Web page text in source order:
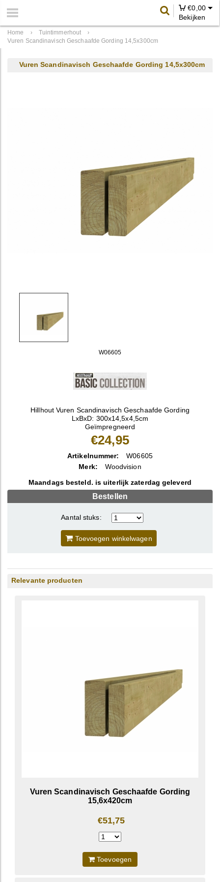
€0,00
Bekijken
Home › Tuintimmerhout
›
Vuren Scandinavisch Geschaafde Gording 14,5x300cm
Vuren Scandinavisch Geschaafde Gording 14,5x300cm
W06605
Hillhout Vuren Scandinavisch Geschaafde Gording
LxBxD: 300x14,5x4,5cm
Geïmpregneerd
€24,95
Artikelnummer:
W06605
Merk:
Woodvision
Maandags besteld. is uiterlijk zaterdag geleverd
Bestellen
Aantal stuks:
Toevoegen winkelwagen
Relevante producten
Vuren Scandinavisch Geschaafde Gording
15,6x420cm
€51,75
Toevoegen